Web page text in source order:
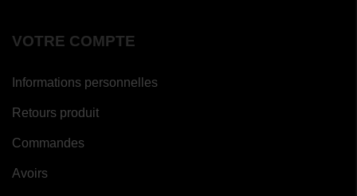
VOTRE COMPTE
Informations personnelles
Retours produit
Commandes
Avoirs